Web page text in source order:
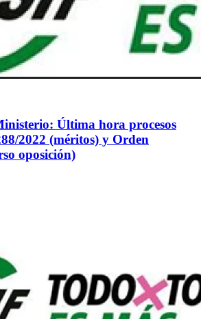
Última hora procesos
2022 (méritos) y Orden
oposición)